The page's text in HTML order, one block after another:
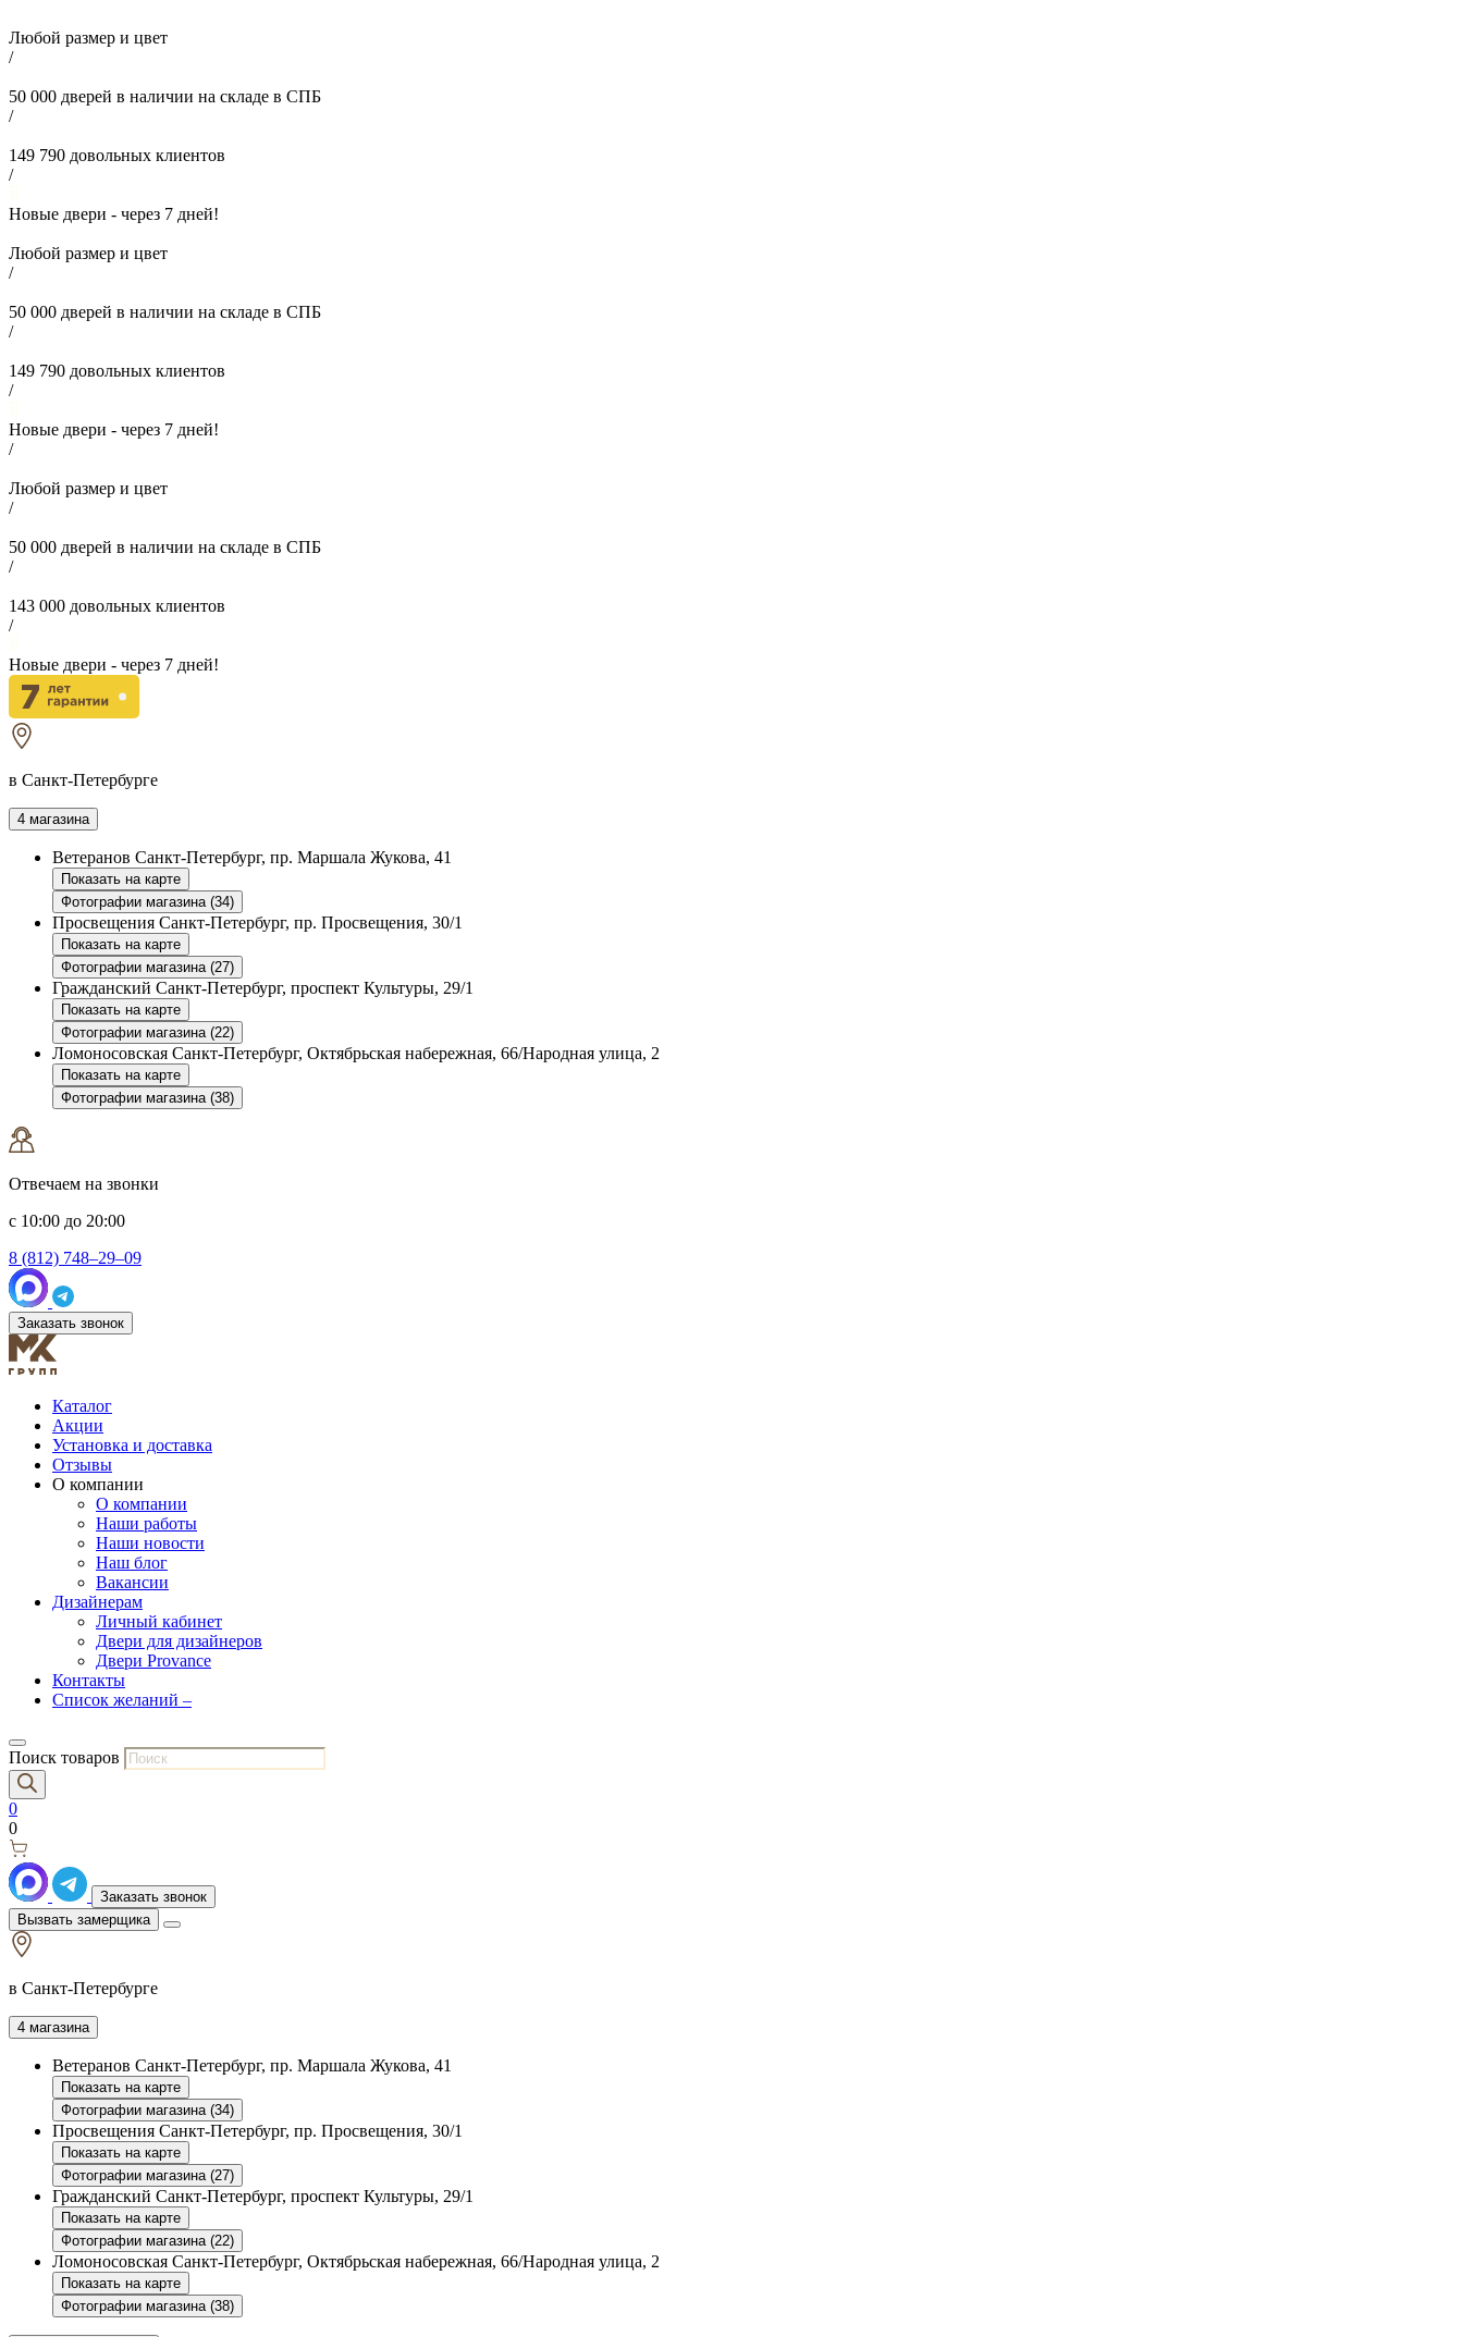
Любой размер и цвет
/
50 000 дверей в наличии на складе в СПБ
/
149 790 довольных клиентов
/
Новые двери - через 7 дней!
Любой размер и цвет
/
50 000 дверей в наличии на складе в СПБ
/
149 790 довольных клиентов
/
Новые двери - через 7 дней!
/
Любой размер и цвет
/
50 000 дверей в наличии на складе в СПБ
/
143 000 довольных клиентов
/
Новые двери - через 7 дней!
в Санкт-Петербурге
4 магазина
Ветеранов Санкт-Петербург, пр. Маршала Жукова, 41
Показать на карте
Фотографии магазина (34)
Просвещения Санкт-Петербург, пр. Просвещения, 30/1
Показать на карте
Фотографии магазина (27)
Гражданский Санкт-Петербург, проспект Культуры, 29/1
Показать на карте
Фотографии магазина (22)
Ломоносовская Санкт-Петербург, Октябрьская набережная, 66/Народная улица, 2
Показать на карте
Фотографии магазина (38)
Отвечаем на звонки
с 10:00 до 20:00
8 (812) 748–29–09
Заказать звонок
Каталог
Акции
Установка и доставка
Отзывы
О компании
О компании
Наши работы
Наши новости
Наш блог
Вакансии
Дизайнерам
Личный кабинет
Двери для дизайнеров
Двери Provance
Контакты
Список желаний –
Поиск товаров
0
0
Заказать звонок
Вызвать замерщика
в Санкт-Петербурге
4 магазина
Ветеранов Санкт-Петербург, пр. Маршала Жукова, 41
Показать на карте
Фотографии магазина (34)
Просвещения Санкт-Петербург, пр. Просвещения, 30/1
Показать на карте
Фотографии магазина (27)
Гражданский Санкт-Петербург, проспект Культуры, 29/1
Показать на карте
Фотографии магазина (22)
Ломоносовская Санкт-Петербург, Октябрьская набережная, 66/Народная улица, 2
Показать на карте
Фотографии магазина (38)